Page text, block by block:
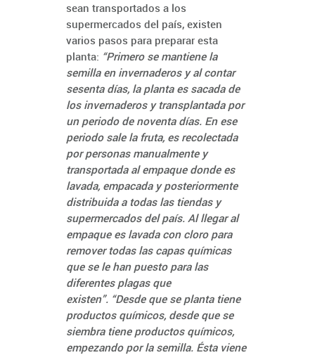
sean transportados a los
supermercados del país, existen
varios pasos para preparar esta
planta: “Primero se mantiene la
semilla en invernaderos y al contar
sesenta días, la planta es sacada de
los invernaderos y transplantada por
un periodo de noventa días. En ese
periodo sale la fruta, es recolectada
por personas manualmente y
transportada al empaque donde es
lavada, empacada y posteriormente
distribuida a todas las tiendas y
supermercados del país. Al llegar al
empaque es lavada con cloro para
remover todas las capas químicas
que se le han puesto para las
diferentes plagas que
existen”. “Desde que se planta tiene
productos químicos, desde que se
siembra tiene productos químicos,
empezando por la semilla. Ésta viene